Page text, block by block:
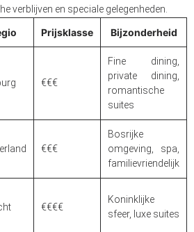
verblijven en speciale gelegenheden.
Prijsklasse Bijzonderheid
€€€
Fine dining,
private dining,
romantische
suites
€€€
Bosrijke
omgeving, spa,
familievriendelijk
€€€€
Koninklijke
sfeer, luxe suites